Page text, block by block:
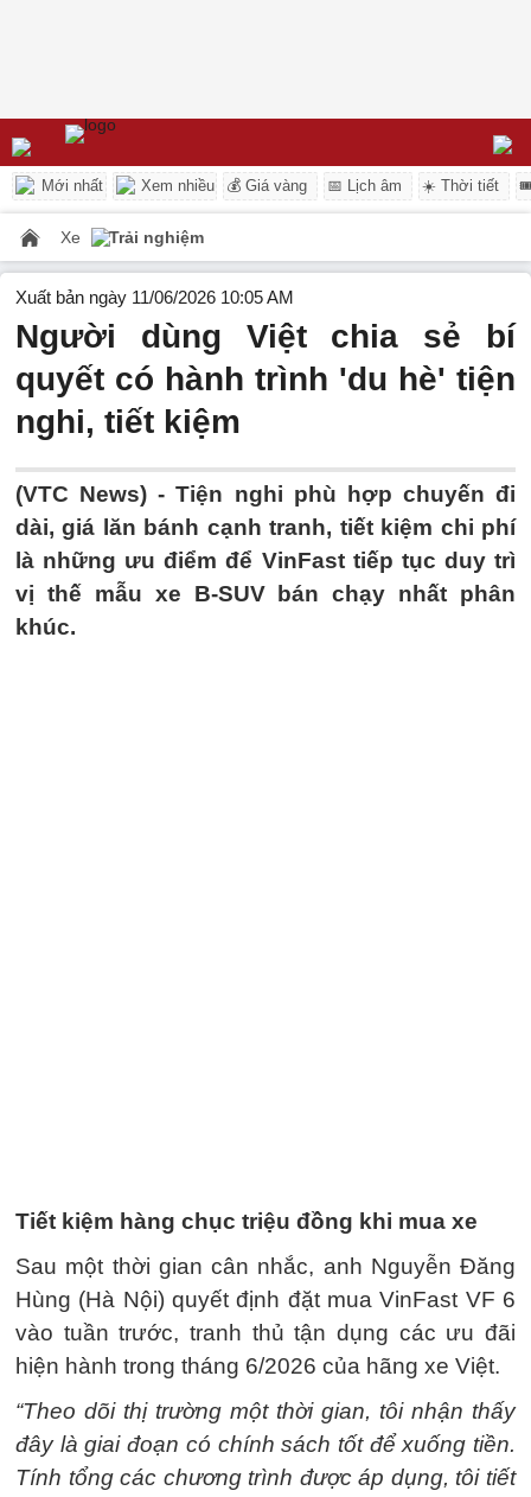
Mới nhất Xem nhiều 💰 Giá vàng 📅 Lịch âm ☀️ Thời tiết
Xe Trải nghiệm
Xuất bản ngày 11/06/2026 10:05 AM
Người dùng Việt chia sẻ bí
quyết có hành trình 'du hè' tiện
nghi, tiết kiệm
(VTC News) -Tiện nghi phù hợp chuyến đi
dài, giá lăn bánh cạnh tranh, tiết kiệm chi phí
là những ưu điểm để VinFast tiếp tục duy trì
vị thế mẫu xe B-SUV bán chạy nhất phân
khúc.
Tiết kiệm hàng chục triệu đồng khi mua xe
Sau một thời gian cân nhắc, anh Nguyễn Đăng
Hùng (Hà Nội) quyết định đặt mua VinFast VF 6
vào tuần trước, tranh thủ tận dụng các ưu đãi
hiện hành trong tháng 6/2026 của hãng xe Việt.
“Theo dõi thị trường một thời gian, tôi nhận thấy
đây là giai đoạn có chính sách tốt để xuống tiền.
Tính tổng các chương trình được áp dụng, tôi tiết